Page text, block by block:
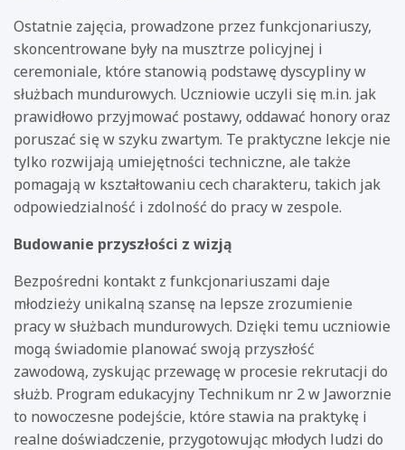
Ostatnie zajęcia, prowadzone przez funkcjonariuszy,
skoncentrowane były na musztrze policyjnej i
ceremoniale, które stanowią podstawę dyscypliny w
służbach mundurowych. Uczniowie uczyli się m.in. jak
prawidłowo przyjmować postawy, oddawać honory oraz
poruszać się w szyku zwartym. Te praktyczne lekcje nie
tylko rozwijają umiejętności techniczne, ale także
pomagają w kształtowaniu cech charakteru, takich jak
odpowiedzialność i zdolność do pracy w zespole.
Budowanie przyszłości z wizją
Bezpośredni kontakt z funkcjonariuszami daje
młodzieży unikalną szansę na lepsze zrozumienie
pracy w służbach mundurowych. Dzięki temu uczniowie
mogą świadomie planować swoją przyszłość
zawodową, zyskując przewagę w procesie rekrutacji do
służb. Program edukacyjny Technikum nr 2 w Jaworznie
to nowoczesne podejście, które stawia na praktykę i
realne doświadczenie, przygotowując młodych ludzi do